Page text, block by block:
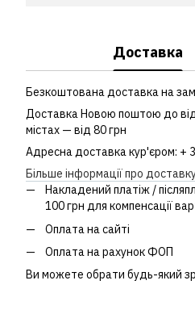
Доставка
Безкоштована доставка на
Доставка Новою поштою до
містах — від 80 грн
Адресна доставка кур'єром: +
Більше інформації про
Накладений платіж /
100 грн для компенсації
Оплата на сайті
Оплата на рахунок ФОП
Ви можете обрати будь-який